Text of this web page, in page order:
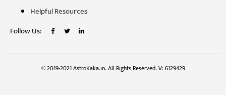
Helpful Resources
Follow Us:
© 2019-2021 AstroKaka.in. All Rights Reserved. V: 6129429